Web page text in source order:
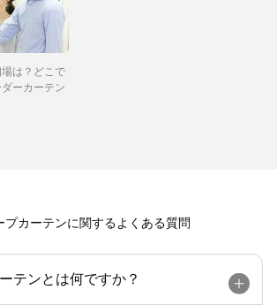
は？どこで
ーカーテン
プカーテンに関するよくある質問
テンとは何ですか？